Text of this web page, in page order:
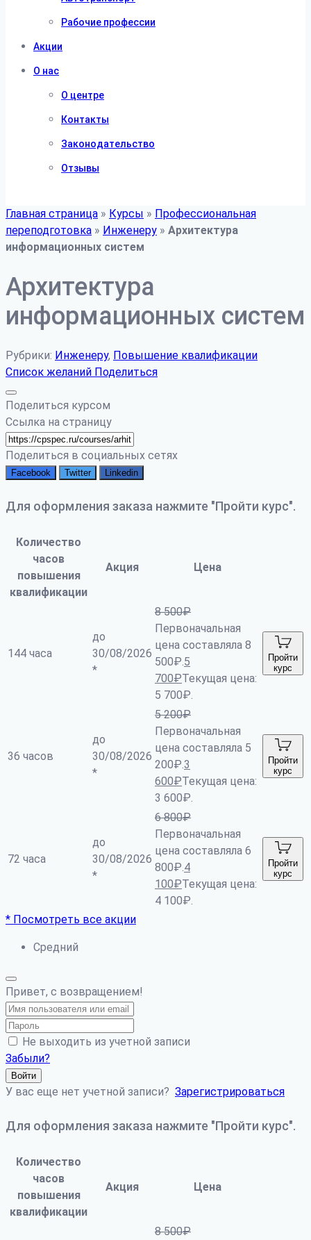
Рабочие профессии
Акции
О нас
О центре
Контакты
Законодательство
Отзывы
Главная страница » Курсы » Профессиональная
переподготовка » Инженеру » Архитектура
информационных систем
Архитектура
информационных систем
Рубрики: Инженеру, Повышение квалификации
Список желаний Поделиться
Поделиться курсом
Ссылка на страницу
Поделиться в социальных сетях
Facebook Twitter Linkedin
Для оформления заказа нажмите "Пройти курс".
Количество
часов
повышения
квалификации
Акция Цена
144 часа
до
30/08/2026
*
8 500₽
Первоначальная
цена составляла 8
500₽.5
700₽Текущая цена:
5 700₽.
Пройти
курс
36 часов
до
30/08/2026
*
5 200₽
Первоначальная
цена составляла 5
200₽.3
600₽Текущая цена:
3 600₽.
Пройти
курс
72 часа
до
30/08/2026
*
6 800₽
Первоначальная
цена составляла 6
800₽.4
100₽Текущая цена:
4 100₽.
Пройти
курс
* Посмотреть все акции
Средний
Привет, с возвращением!
Не выходить из учетной записи
Забыли?
Войти
У вас еще нет учетной записи? Зарегистрироваться
Для оформления заказа нажмите "Пройти курс".
Количество
часов
повышения
квалификации
Акция Цена
8 500₽